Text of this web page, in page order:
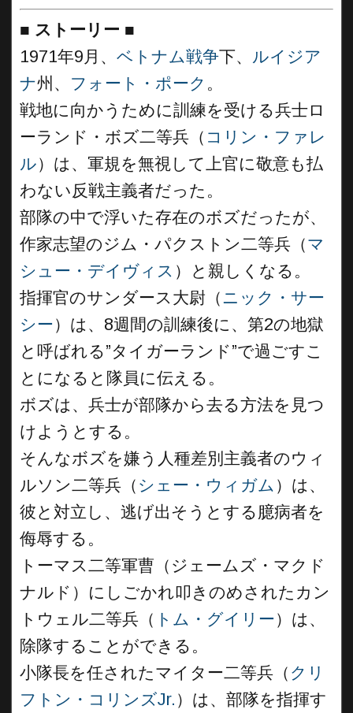
■ ストーリー ■
1971年9月、 ベトナム戦争下、 ルイジア
ナ州、 フォート・ポーク 。
戦地に向かうために訓練を受ける兵士ロ
ーランド・ボズ二等兵（ コリン・ファレ
ル）は、軍規を無視して上官に敬意も払
わない反戦主義者だった。
部隊の中で浮いた存在のボズだったが、
作家志望のジム・パクストン二等兵（マ
シュー・デイヴィス ）と親しくなる。
指揮官のサンダース大尉（ニック・サー
シー）は、8週間の訓練後に、第2の地獄
と呼ばれる”タイガーランド”で過ごすこ
とになると隊員に伝える。
ボズは、兵士が部隊から去る方法を見つ
けようとする。
そんなボズを嫌う人種差別主義者のウィ
ルソン二等兵（ シェー・ウィガム ）は、
彼と対立し、逃げ出そうとする臆病者を
侮辱する。
トーマス二等軍曹（ジェームズ・マクド
ナルド）にしごかれ叩きのめされたカン
トウェル二等兵（ トム・グイリー）は、
除隊することができる。
小隊長を任されたマイター二等兵（ クリ
フトン・コリンズJr. ）は、部隊を指揮す